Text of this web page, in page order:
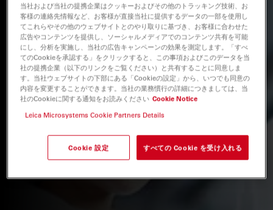
当社および当社の提携企業はクッキーおよびその他のトラッキング技術、お
客様の連絡先情報など、お客様が直接当社に提供するデータの一部を使用し
てこれらやその他のウェブサイトとのやり取りに基づき、お客様に合わせた
広告やコンテンツを提供し、ソーシャルメディアでのコンテンツ共有を可能
にし、分析を実施し、当社の広告キャンペーンの効果を測定します。「すべ
てのCookieを承認する」をクリックすると、この事項およびこのデータを当
社の提携企業（以下のリンクをご覧ください）と共有することに同意しま
す。当社ウェブサイトの下部にある「Cookieの設定」から、いつでも同意の
内容を変更することができます。当社の業務慣行の詳細につきましては、当
社のCookieに関する通知をお読みください Cookie Notice
Leica Microsystems Cookie Partners Details
Cookie 設定 すべての Cookie を受け入れる